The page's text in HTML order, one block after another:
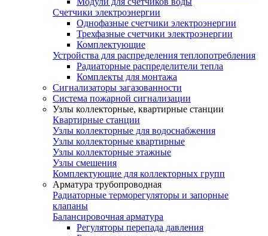
Счетчики электроэнергии
Однофазные счетчики электроэнергии
Трехфазные счетчики электроэнергии
Комплектующие
Устройства для распределения теплопотребления
Радиаторные распределители тепла
Комплекты для монтажа
Сигнализаторы загазованности
Система пожарной сигнализации
Узлы коллекторные, квартирные станции
Квартирные станции
Узлы коллекторные для водоснабжения
Узлы коллекторные квартирные
Узлы коллекторные этажные
Узлы смешения
Комплектующие для коллекторных групп
Арматура трубопроводная
Радиаторные терморегуляторы и запорные
клапаны
Балансировочная арматура
Регуляторы перепада давления